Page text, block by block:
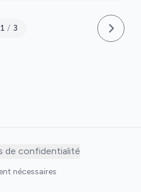
1 / 3
de confidentialité
nécessaires